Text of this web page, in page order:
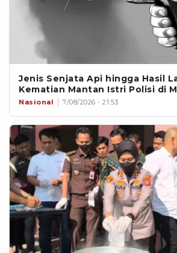
Jenis Senjata Api hingga Hasil
Kematian Mantan Istri Polisi di
Nasional 7/08/2026 - 21:53